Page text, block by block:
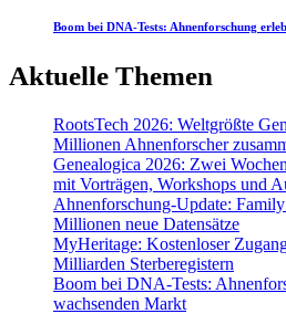
Boom bei DNA-Tests: Ahnenforschung
Aktuelle Themen
RootsTech 2026: Weltgrößte
Millionen Ahnenforscher
Genealogica 2026: Zwei
mit Vorträgen, Workshops und
Ahnenforschung-Update:
Millionen neue Datensätze
MyHeritage: Kostenloser
Milliarden Sterberegistern
Boom bei DNA-Tests:
wachsenden Markt